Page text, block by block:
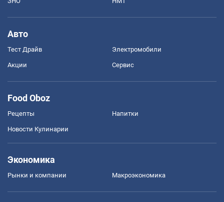
Авто
Тест Драйв Электромобили
Акции Сервис
Food Oboz
Рецепты Напитки
Новости Кулинарии
Экономика
Рынки и компании Mакроэкономика